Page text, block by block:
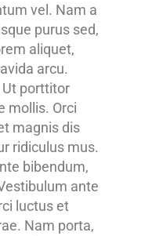
vel. Nam a
purus sed,
aliquet,
arcu.
Ut porttitor
mollis. Orci
magnis dis
ridiculus mus.
bibendum,
ante
luctus et
Nam porta,